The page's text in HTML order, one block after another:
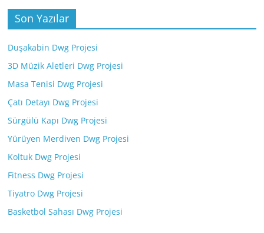
Son Yazılar
Duşakabin Dwg Projesi
3D Müzik Aletleri Dwg Projesi
Masa Tenisi Dwg Projesi
Çatı Detayı Dwg Projesi
Sürgülü Kapı Dwg Projesi
Yürüyen Merdiven Dwg Projesi
Koltuk Dwg Projesi
Fitness Dwg Projesi
Tiyatro Dwg Projesi
Basketbol Sahası Dwg Projesi